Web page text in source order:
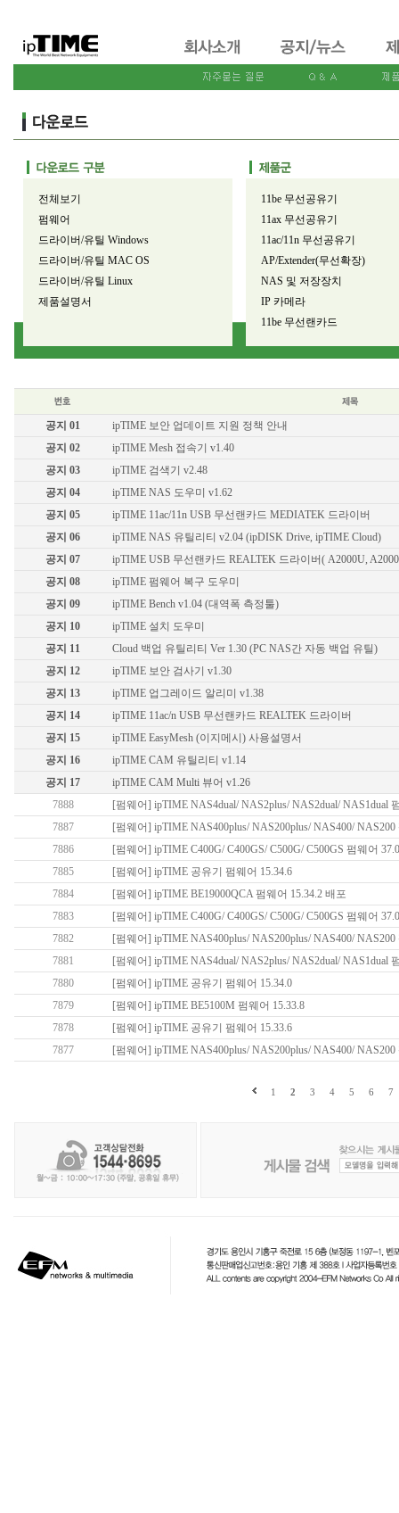
전체보기
펌웨어
드라이버/유틸 Windows
드라이버/유틸 MAC OS
드라이버/유틸 Linux
제품설명서
11be 무선공유기
11ax 무선공유기
11ac/11n 무선공유기
AP/Extender(무선확장)
NAS 및 저장장치
IP 카메라
11be 무선랜카드
기가비트 허브
공지 01
ipTIME 보안 업데이트 지원 정책 안내
공지 02
ipTIME Mesh 접속기 v1.40
공지 03
ipTIME 검색기 v2.48
공지 04
ipTIME NAS 도우미 v1.62
공지 05
ipTIME 11ac/11n USB 무선랜카드 MEDIATEK 드라이버
공지 06
ipTIME NAS 유틸리티 v2.04 (ipDISK Drive, ipTIME Cloud)
공지 07
ipTIME USB 무선랜카드 REALTEK 드라이버( A2000U,
공지 08
ipTIME 펌웨어 복구 도우미
공지 09
ipTIME Bench v1.04 (대역폭 측정툴)
공지 10
ipTIME 설치 도우미
공지 11
Cloud 백업 유틸리티 Ver 1.30 (PC NAS간 자동 백업 유틸)
공지 12
ipTIME 보안 검사기 v1.30
공지 13
ipTIME 업그레이드 알리미 v1.38
공지 14
ipTIME 11ac/n USB 무선랜카드 REALTEK 드라이버
공지 15
ipTIME EasyMesh (이지메시) 사용설명서
공지 16
ipTIME CAM 유틸리티 v1.14
공지 17
ipTIME CAM Multi 뷰어 v1.26
7888
[펌웨어] ipTIME NAS4dual/ NAS2plus/ NAS2dual/ NAS1dual
7887
[펌웨어] ipTIME NAS400plus/ NAS200plus/ NAS400/ NAS200
7886
[펌웨어] ipTIME C400G/ C400GS/ C500G/ C500GS 펌웨어
7885
[펌웨어] ipTIME 공유기 펌웨어 15.34.6
7884
[펌웨어] ipTIME BE19000QCA 펌웨어 15.34.2 배포
7883
[펌웨어] ipTIME C400G/ C400GS/ C500G/ C500GS 펌웨어
7882
[펌웨어] ipTIME NAS400plus/ NAS200plus/ NAS400/ NAS200
7881
[펌웨어] ipTIME NAS4dual/ NAS2plus/ NAS2dual/ NAS1dual
7880
[펌웨어] ipTIME 공유기 펌웨어 15.34.0
7879
[펌웨어] ipTIME BE5100M 펌웨어 15.33.8
7878
[펌웨어] ipTIME 공유기 펌웨어 15.33.6
7877
[펌웨어] ipTIME NAS400plus/ NAS200plus/ NAS400/ NAS200
1 2 3 4 5 6 7